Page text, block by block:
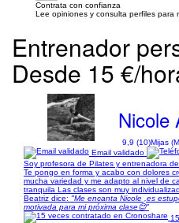
Contrata con confianza
Lee opiniones y consulta perfiles para
Entrenador
Desde 15 €/
Nicole
9,9 (10)Mijas
Email validado
Soy profesora de Pilates y entrenadora
Te pongo en forma y acabo con dolores
mucha variedad y me adapto al nivel de
tranquila Las clases son muy
Beatriz dice: "Me encanta Nicole ,es
motivada para mi próxima clase😊"